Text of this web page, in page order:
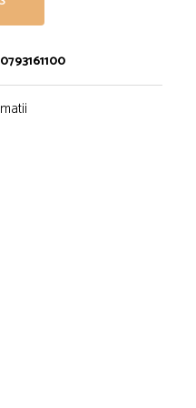
0793161100